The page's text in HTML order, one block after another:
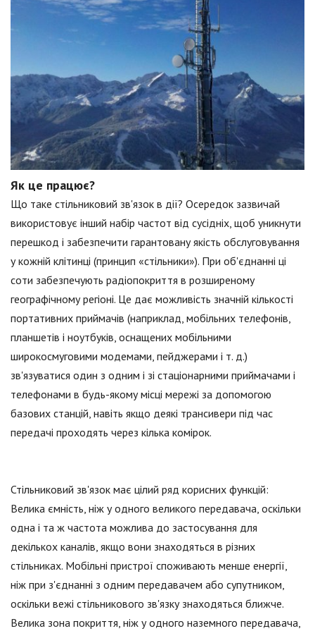
Як це працює?
Що таке стільниковий зв'язок в дії? Осередок зазвичай
використовує інший набір частот від сусідніх, щоб уникнути
перешкод і забезпечити гарантовану якість обслуговування
у кожній клітинці (принцип «стільники»). При об'єднанні ці
соти забезпечують радіопокриття в розширеному
географічному регіоні. Це дає можливість значній кількості
портативних приймачів (наприклад, мобільних телефонів,
планшетів і ноутбуків, оснащених мобільними
широкосмуговими модемами, пейджерами і т. д.)
зв'язуватися один з одним і зі стаціонарними приймачами і
телефонами в будь-якому місці мережі за допомогою
базових станцій, навіть якщо деякі трансивери під час
передачі проходять через кілька комірок.
Стільниковий зв'язок має цілий ряд корисних функцій:
Велика ємність, ніж у одного великого передавача, оскільки
одна і та ж частота можлива до застосування для
декількох каналів, якщо вони знаходяться в різних
стільниках. Мобільні пристрої споживають менше енергії,
ніж при з'єднанні з одним передавачем або супутником,
оскільки вежі стільникового зв'язку знаходяться ближче.
Велика зона покриття, ніж у одного наземного передавача,